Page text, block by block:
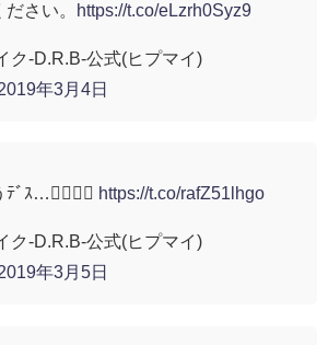
さい。
https://t.co/eLzrh0Syz9
ク-D.R.B-公式(ヒプマイ)
年3月4日
ﾞｽ…🙇‍♀️🙇‍♂️ https://t.co/rafZ51lhgo
ク-D.R.B-公式(ヒプマイ)
年3月5日